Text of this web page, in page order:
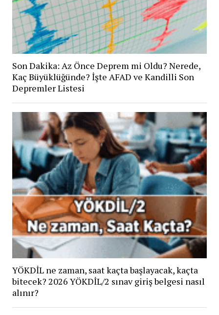
Son Dakika: Az Önce Deprem mi Oldu? Nerede,
Kaç Büyüklüğünde? İşte AFAD ve Kandilli Son
Depremler Listesi
YÖKDİL ne zaman, saat kaçta başlayacak, kaçta
bitecek? 2026 YÖKDİL/2 sınav giriş belgesi nasıl
alınır?